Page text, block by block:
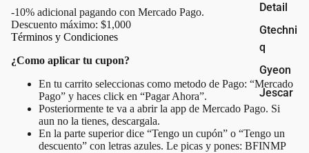
Detail
Gtechni
q
Gyeon
Jescar
Koch
Chemie
-10% adicional pagando con Mercado Pago.
Descuento máximo: $1,000
Términos y Condiciones
¿Como aplicar tu cupon?
⁠En tu carrito seleccionas como metodo de Pago: “Mercado
Pago” y haces click en “Pagar Ahora”.
Posteriormente te va a abrir la app de Mercado Pago. Si
aun no la tienes, descargala.
En la parte superior dice “Tengo un cupón” o “Tengo un
descuento” con letras azules. Le picas y pones: BFINMP